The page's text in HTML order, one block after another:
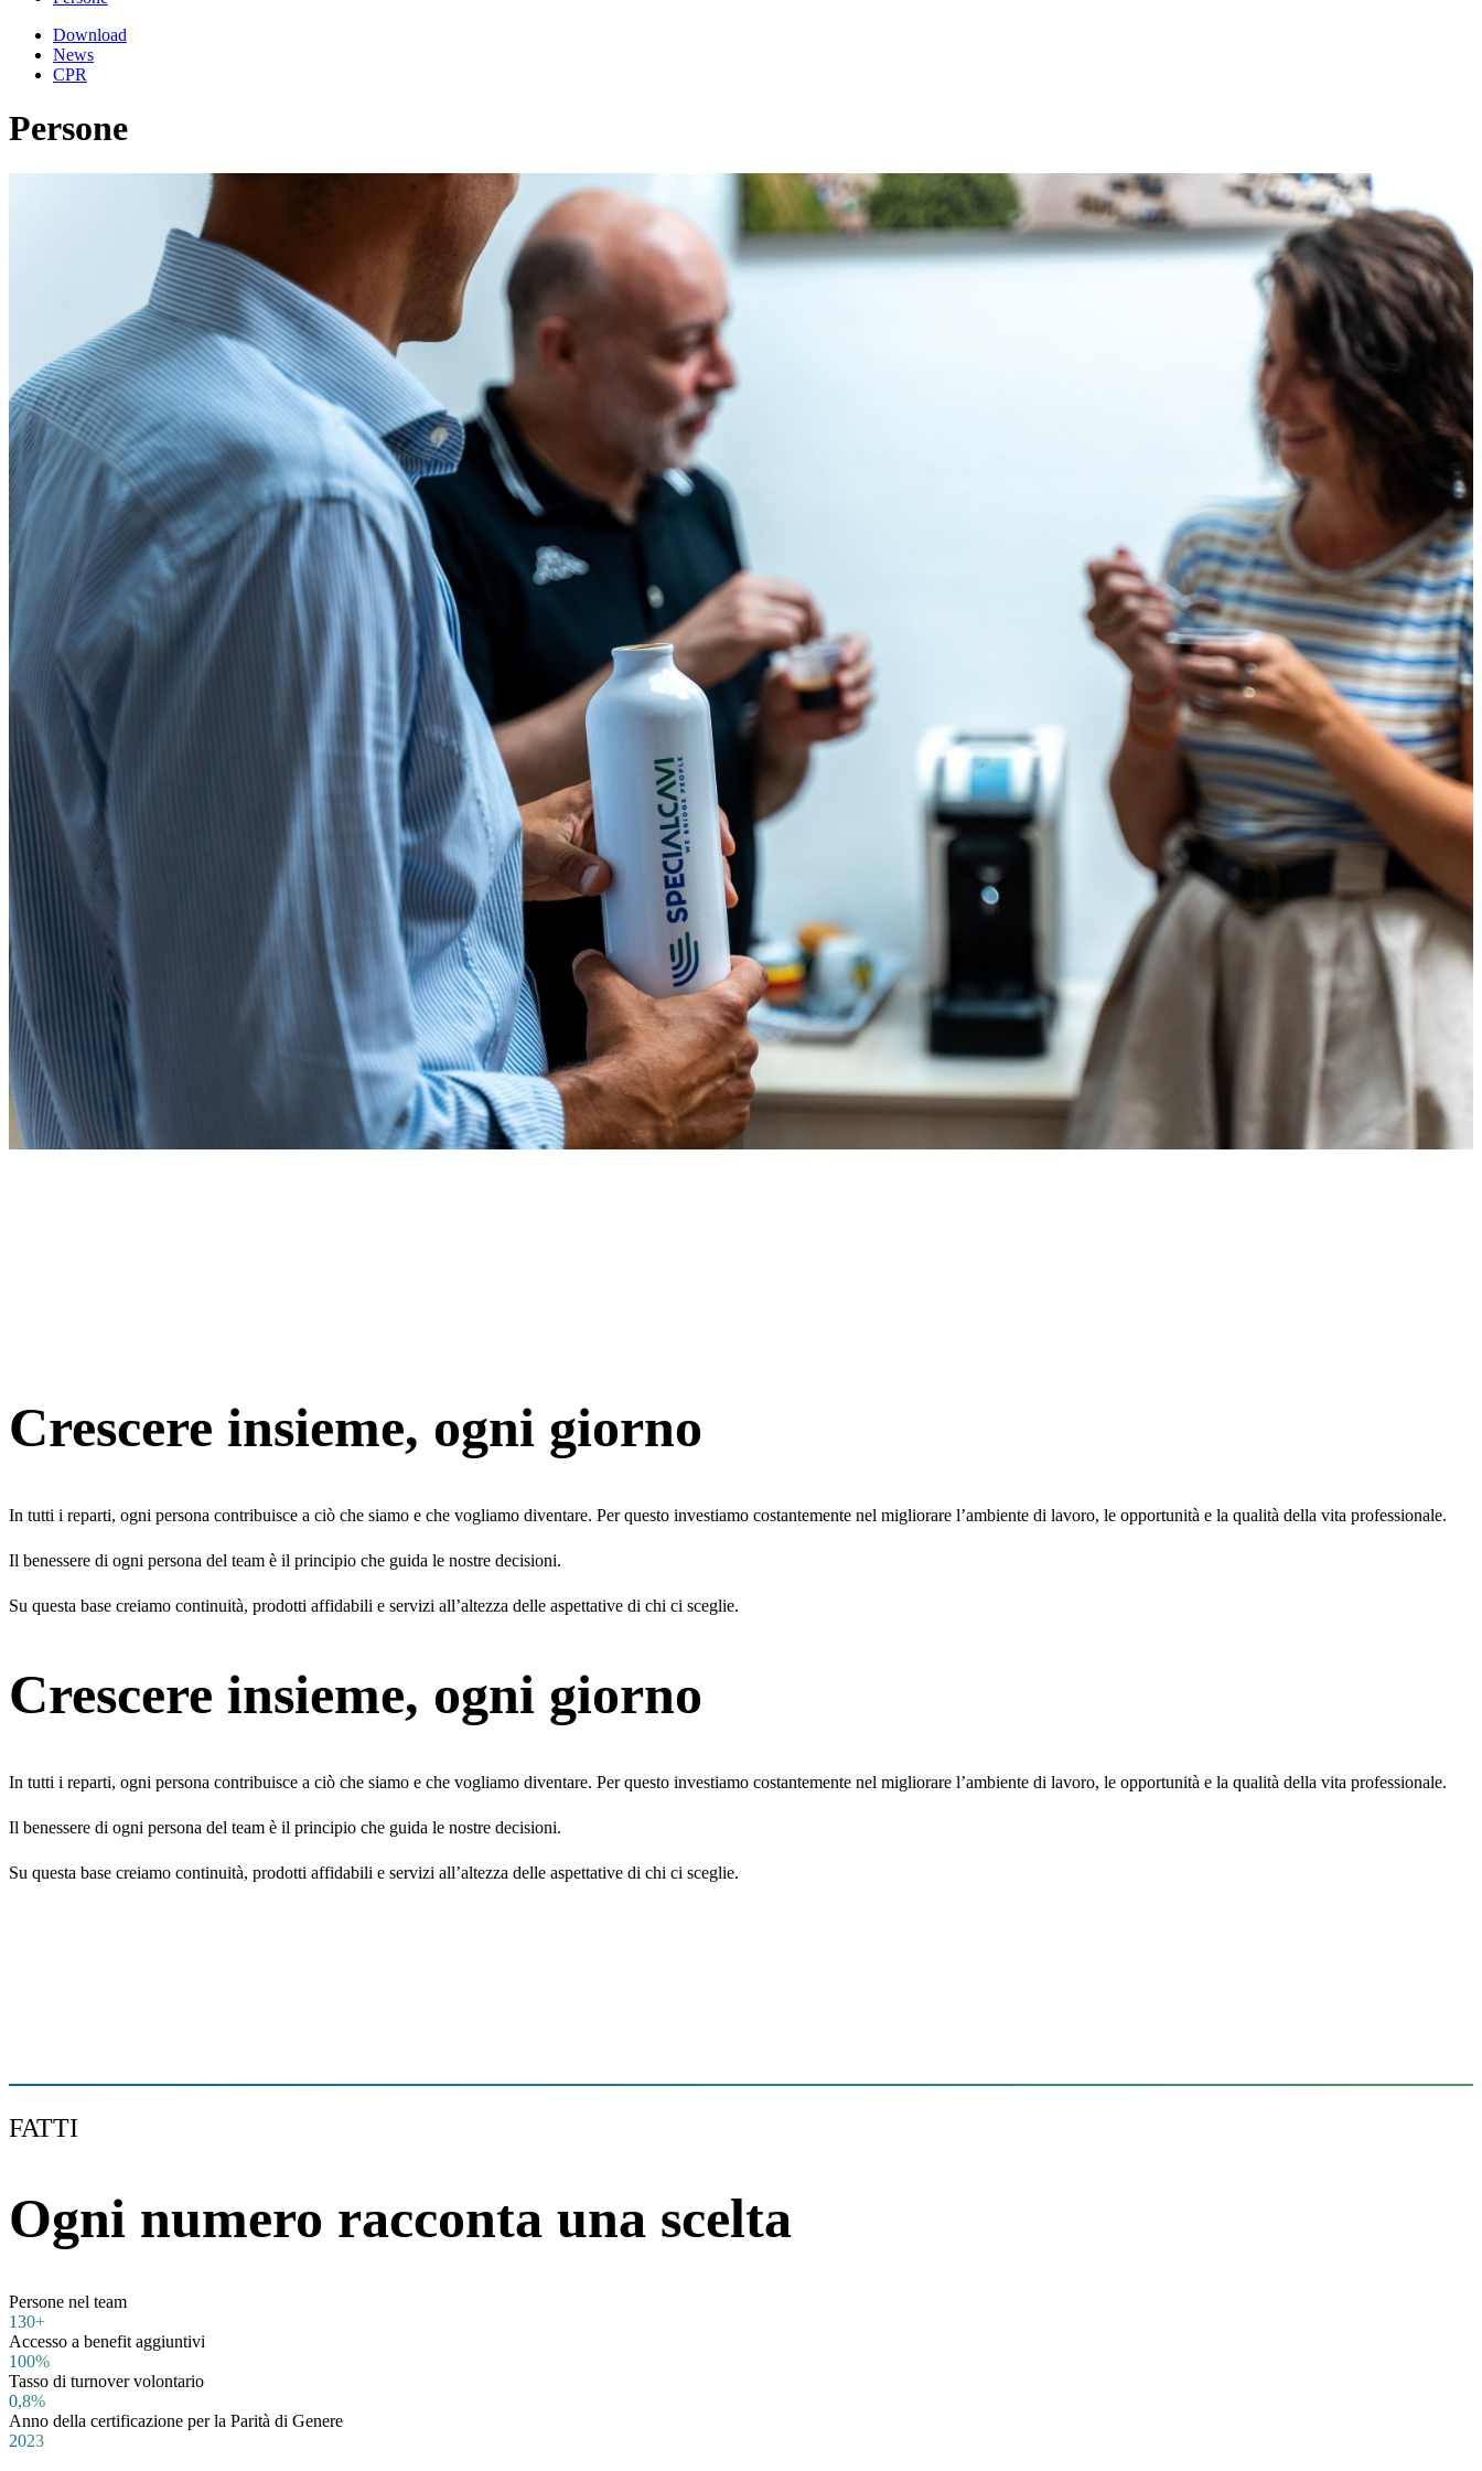
Download
News
CPR
Persone
Crescere insieme, ogni giorno
In tutti i reparti, ogni persona contribuisce a ciò che siamo e che vogliamo diventare. Per questo investiamo costantemente nel migliorare l’ambiente di lavoro, le opportunità e la qualità della vita professionale.
Il benessere di ogni persona del team è il principio che guida le nostre decisioni.
Su questa base creiamo continuità, prodotti affidabili e servizi all’altezza delle aspettative di chi ci sceglie.
Crescere insieme, ogni giorno
In tutti i reparti, ogni persona contribuisce a ciò che siamo e che vogliamo diventare. Per questo investiamo costantemente nel migliorare l’ambiente di lavoro, le opportunità e la qualità della vita professionale.
Il benessere di ogni persona del team è il principio che guida le nostre decisioni.
Su questa base creiamo continuità, prodotti affidabili e servizi all’altezza delle aspettative di chi ci sceglie.
FATTI
Ogni numero racconta una scelta
Persone nel team
130+
Accesso a benefit aggiuntivi
100%
Tasso di turnover volontario
0,8%
Anno della certificazione per la Parità di Genere
2023